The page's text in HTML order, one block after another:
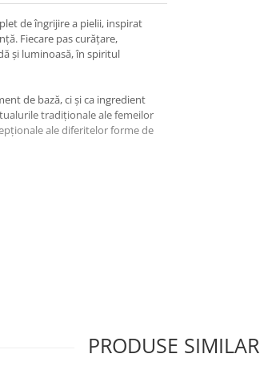
de îngrijire a pielii, inspirat
Fiecare pas curățare,
și luminoasă, în spiritul
de bază, ci și ca ingredient
tradiționale ale femeilor
ale diferitelor forme de
PRODUSE